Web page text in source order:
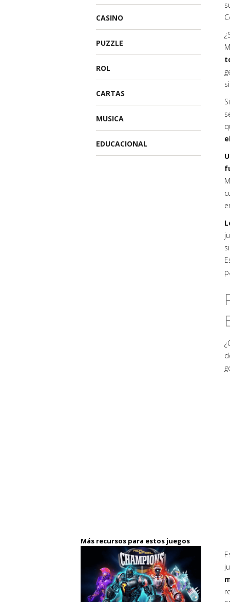
CASINO
PUZZLE
ROL
CARTAS
MUSICA
EDUCACIONAL
Más recursos para estos juegos